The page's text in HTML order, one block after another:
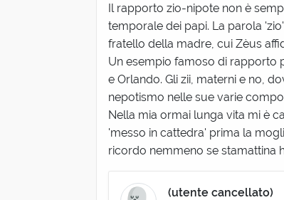
Il rapporto zio-nipote non è
temporale dei papi. La parola
fratello della madre, cui Zèus
Un esempio famoso di rapporto
e Orlando. Gli zii, materni e no,
nepotismo nelle sue varie
Nella mia ormai lunga vita mi è
'messo in cattedra' prima la
ricordo nemmeno se stamattina
(utente cancellato)